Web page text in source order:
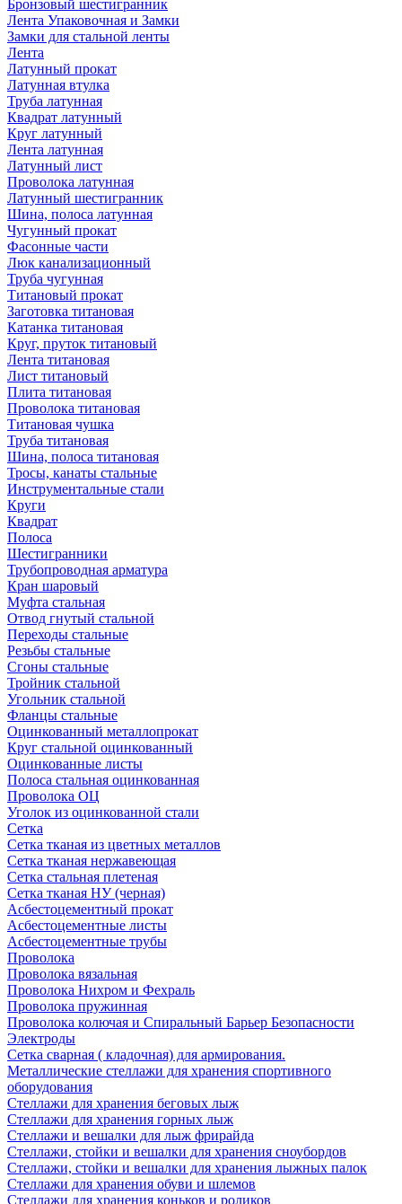
Бронзовый шестигранник
Лента Упаковочная и Замки
Замки для стальной ленты
Лента
Латунный прокат
Латунная втулка
Труба латунная
Квадрат латунный
Круг латунный
Лента латунная
Латунный лист
Проволока латунная
Латунный шестигранник
Шина, полоса латунная
Чугунный прокат
Фасонные части
Люк канализационный
Труба чугунная
Титановый прокат
Заготовка титановая
Катанка титановая
Круг, пруток титановый
Лента титановая
Лист титановый
Плита титановая
Проволока титановая
Титановая чушка
Труба титановая
Шина, полоса титановая
Тросы, канаты стальные
Инструментальные стали
Круги
Квадрат
Полоса
Шестигранники
Трубопроводная арматура
Кран шаровый
Муфта стальная
Отвод гнутый стальной
Переходы стальные
Резьбы стальные
Сгоны стальные
Тройник стальной
Угольник стальной
Фланцы стальные
Оцинкованный металлопрокат
Круг стальной оцинкованный
Оцинкованные листы
Полоса стальная оцинкованная
Проволока ОЦ
Уголок из оцинкованной стали
Сетка
Сетка тканая из цветных металлов
Сетка тканая нержавеющая
Сетка стальная плетеная
Сетка тканая НУ (черная)
Асбестоцементный прокат
Асбестоцементные листы
Асбестоцементные трубы
Проволока
Проволока вязальная
Проволока Нихром и Фехраль
Проволока пружинная
Проволока колючая и Спиральный Барьер Безопасности
Электроды
Сетка сварная ( кладочная) для армирования.
Металлические стеллажи для хранения спортивного
оборудования
Стеллажи для хранения беговых лыж
Стеллажи для хранения горных лыж
Стеллажи и вешалки для лыж фрирайда
Стеллажи, стойки и вешалки для хранения сноубордов
Стеллажи, стойки и вешалки для хранения лыжных палок
Стеллажи для хранения обуви и шлемов
Стеллажи для хранения коньков и роликов